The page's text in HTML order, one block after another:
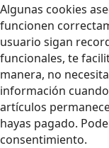
Algunas cookies
funcionen
usuario sigan
funcionales, te
manera, no
información
artículos
hayas pagado.
consentimiento.